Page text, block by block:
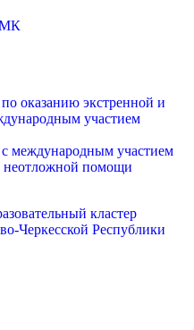
оказанию экстренной и
участием
международным участием
неотложной помощи
кластер
Черкесской Республики